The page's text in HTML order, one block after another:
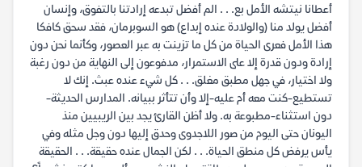
أعطانا نيتشه الأمل بع. . . الم أفضل تبدعه إرادتنا بالتفوق، وإنسان
أفضل يولد منا (والولادة عنده إبداع) هو السوبرمان، فقد سحق كافكا
هذا الأمل فعرى الحياة من كل ما تزينت به عبر العصور، وكأنما نحن دون
إرادة ودون قدرة إلا على الاستمرار، مدفوعون إلى النهاية من دون رغبة
ولا اختيار، في جهل مطبق مغلق. . . كل شيء عنده عبث. إنك لا
تستطيع-كنت معه أم عليه-إلا وأن تتأثر ببيانه. المدارس الحديثة-
دون استثناء-مطبوعة به. ولا أظن القارئ يجد بين الريبيين منذ
اليونان حتى اليوم من صور اللاجدوى وحدق إليها دون وجل مثله وفي
يأس يرفض كل منطق الحياة. . . لكن الجمال عنده حقيقة. . . الحقيقة